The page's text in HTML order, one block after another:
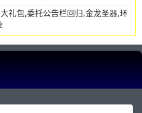
礼包,委托公告栏回归,金龙圣器,环